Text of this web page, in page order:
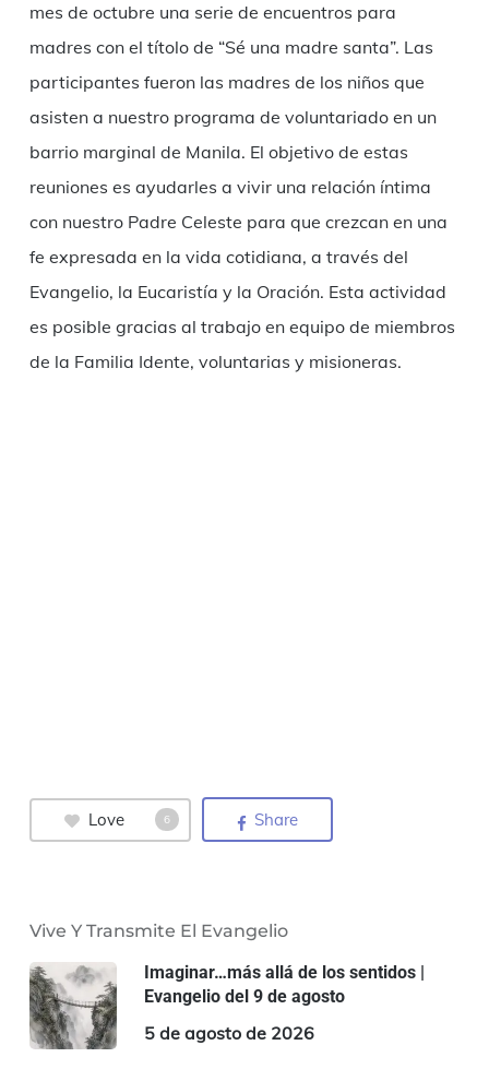
mes de octubre una serie de encuentros para
madres con el títolo de “Sé una madre santa”. Las
participantes fueron las madres de los niños que
asisten a nuestro programa de voluntariado en un
barrio marginal de Manila. El objetivo de estas
reuniones es ayudarles a vivir una relación íntima
con nuestro Padre Celeste para que crezcan en una
fe expresada en la vida cotidiana, a través del
Evangelio, la Eucaristía y la Oración. Esta actividad
es posible gracias al trabajo en equipo de miembros
de la Familia Idente, voluntarias y misioneras.
Love 6 Share
Vive Y Transmite El Evangelio
Imaginar…más allá de los sentidos |
Evangelio del 9 de agosto
5 de agosto de 2026